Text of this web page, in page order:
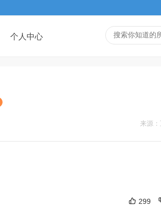
个人中心
来源
299